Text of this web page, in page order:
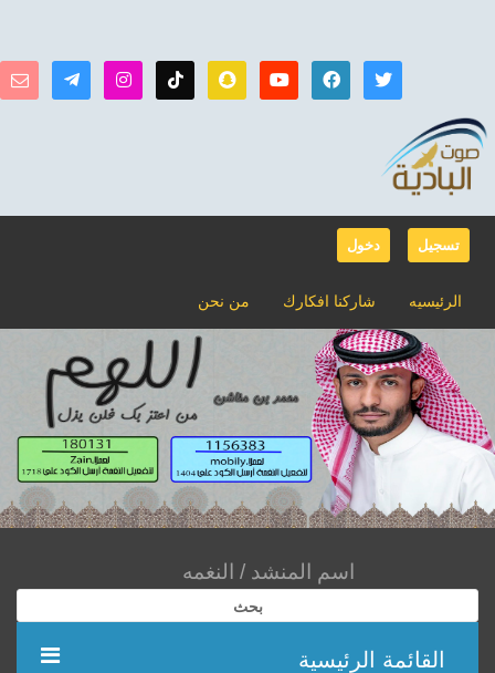
دخول تسجيل
من نحن شاركنا افكارك الرئيسيه
بحث
القائمة الرئيسية